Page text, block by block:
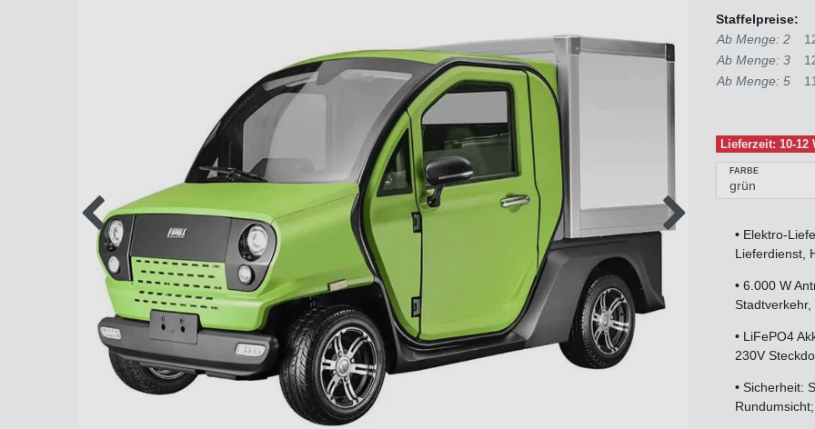
Staffelpreise:
Ab Menge: 2
Ab Menge: 3
Ab Menge: 5
Lieferzeit: 10-12
FARBE
• Elektro-
Lieferdienst,
• 6.000 W
• LiFePO4
230V
• Sicherheit: